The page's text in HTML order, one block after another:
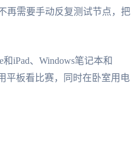
再需要手动反复测试节点，把
iPad、Windows笔记本和
平板看比赛，同时在卧室用电